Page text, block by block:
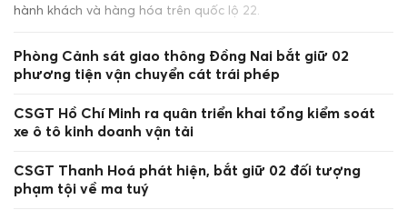
hành khách và hàng hóa trên quốc lộ 22.
Phòng Cảnh sát giao thông Đồng Nai bắt giữ 02
phương tiện vận chuyển cát trái phép
CSGT Hồ Chí Minh ra quân triển khai tổng kiểm soát
xe ô tô kinh doanh vận tải
CSGT Thanh Hoá phát hiện, bắt giữ 02 đối tượng
phạm tội về ma tuý